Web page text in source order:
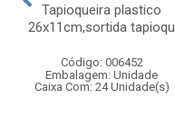
Tapioqueira plastico
26x11cm,sortida tapioqu
Código: 006452
Embalagem: Unidade
Caixa Com: 24 Unidade(s)